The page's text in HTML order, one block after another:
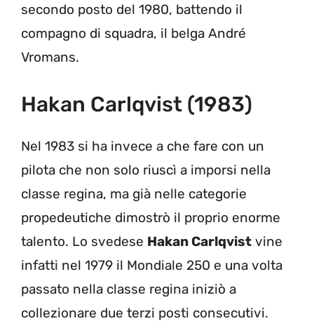
secondo posto del 1980, battendo il
compagno di squadra, il belga André
Vromans.
Hakan Carlqvist (1983)
Nel 1983 si ha invece a che fare con un
pilota che non solo riuscì a imporsi nella
classe regina, ma già nelle categorie
propedeutiche dimostrò il proprio enorme
talento. Lo svedese Hakan Carlqvist vine
infatti nel 1979 il Mondiale 250 e una volta
passato nella classe regina iniziò a
collezionare due terzi posti consecutivi.